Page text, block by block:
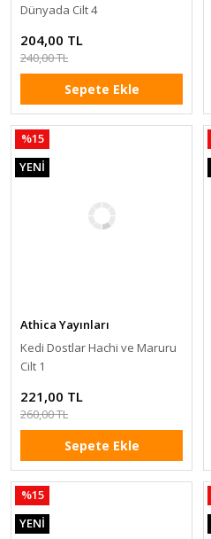
Dünyada Cilt 4
204,00 TL
240,00 TL
Sepete Ekle
%15
YENİ
Athica Yayınları
Kedi Dostlar Hachi ve Maruru
Cilt 1
221,00 TL
260,00 TL
Sepete Ekle
%15
YENİ